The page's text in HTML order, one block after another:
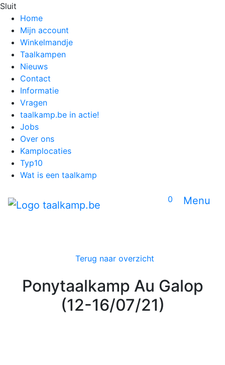
Sluit
Home
Mijn account
Winkelmandje
Taalkampen
Nieuws
Contact
Informatie
Vragen
taalkamp.be in actie!
Jobs
Over ons
Kamplocaties
Typ10
Wat is een taalkamp
0 Menu
Terug naar overzicht
Ponytaalkamp Au Galop
(12-16/07/21)